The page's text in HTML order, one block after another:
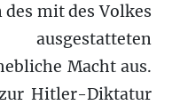
mit des Volkes
Macht aus.
Hitler-Diktatur